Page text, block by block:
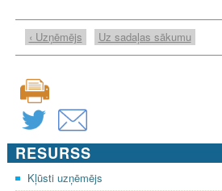
‹ Uzņēmējs Uz sadaļas sākumu
RESURSS
Kļūsti uzņēmējs